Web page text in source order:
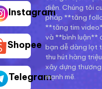
Instagram
Shopee
Telegram
diện. Chúng tôi
pháp **tăng
**tăng tim
và **bình luận**
bạn dễ dàng lọt
thu hút hàng
xây dựng thương
mạnh mẽ.